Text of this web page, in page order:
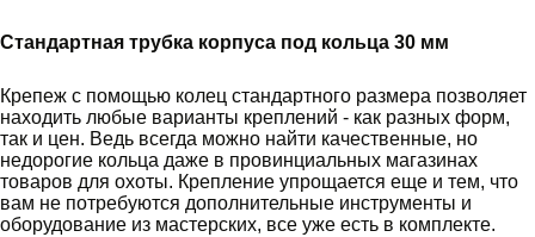
Стандартная трубка корпуса под кольца 30 мм
Крепеж с помощью колец стандартного размера позволяет
находить любые варианты креплений - как разных форм,
так и цен. Ведь всегда можно найти качественные, но
недорогие кольца даже в провинциальных магазинах
товаров для охоты. Крепление упрощается еще и тем, что
вам не потребуются дополнительные инструменты и
оборудование из мастерских, все уже есть в комплекте.